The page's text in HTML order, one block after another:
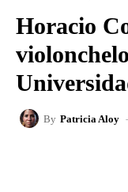
Horacio
By Patricia Aloy